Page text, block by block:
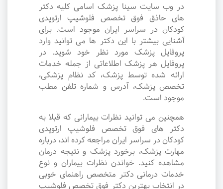
در وب سایت سینا پزشک اسامی کلیه دکتر
های حاذق فوق تخصص فلوشیپ ارتوپدی
کودکان در سراسر ایران موجود است. برای
آشنایی بیشتر با این دکتر ها می توانید وارد
پروفایل پزشک مورد نظر خود شوید. در
پروفایل هر پزشک اطلاعاتی از جمله خدمات
ارائه شده توسط پزشک، کد نظام پزشکی،
تخصص پزشک، آدرس و شماره تلفن مطب
موجود است.
همچنین می توانید نظرات بیمارانی که قبلا به
دکتر های فوق تخصص فلوشیپ ارتوپدی
کودکان در سراسر ایران مراجعه کرده اند، درباره
مهارت پزشک، برخورد پزشک و نتیجه درمان
مشاهده کنید. خواندن نظرات بیماران و نوع
خدمات درمانی دکتر متخصص راهنمای خوبی
در انتخاب بهترین دکتر فوق تخصص فلوشیپ